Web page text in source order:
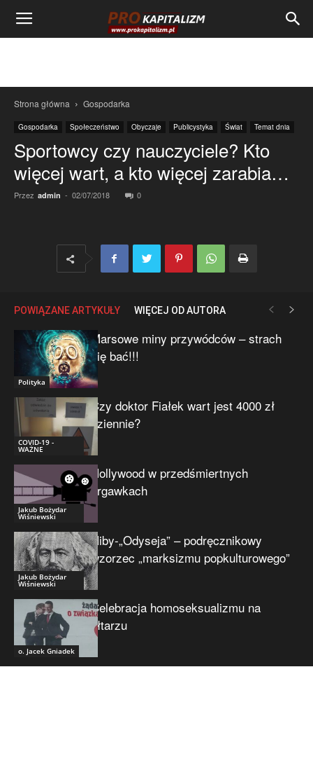
Strona główna Gospodarka
Gospodarka Społeczeństwo Obyczaje Publicystyka Świat Temat dnia
Sportowcy czy nauczyciele? Kto
więcej wart, a kto więcej zarabia…
Przez admin - 02/07/2018 0
POWIĄZANE ARTYKUŁY WIĘCEJ OD AUTORA
Polityka
Marsowe miny przywódców – strach
się bać!!!
COVID-19 -
WAŻNE
Czy doktor Fiałek wart jest 4000 zł
dziennie?
Jakub Bożydar
Wiśniewski
Hollywood w przedśmiertnych
drgawkach
Jakub Bożydar
Wiśniewski
Niby-„Odyseja” – podręcznikowy
wzorzec „marksizmu popkulturowego”
o. Jacek Gniadek
Celebracja homoseksualizmu na
ołtarzu